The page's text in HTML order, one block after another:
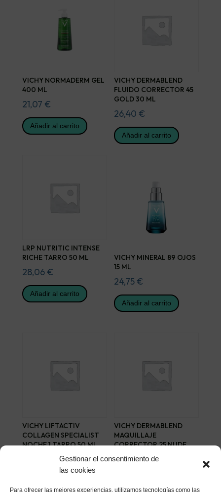
Gestionar el consentimiento de
las cookies
Para ofrecer las mejores experiencias, utilizamos tecnologías como las
VICHY NORMADERM GEL
400 ML
21,07 €
Añadir al carrito
VICHY DERMABLEND
FLUIDO CORRECTOR 45
GOLD 30 ML
26,40 €
Añadir al carrito
LRP NUTRITIC INTENSE
RICHE TARRO 50 ML
28,06 €
Añadir al carrito
VICHY MINERAL 89 OJOS
15 ML
24,75 €
Añadir al carrito
VICHY LIFTACTIV
COLLAGEN SPECIALIST
NOCHE 1 TARRO 50 ML
VICHY DERMABLEND
MAQUILLAJE
CORRECTOR 25 NUDE
FLUIDO
Añadir al carrito